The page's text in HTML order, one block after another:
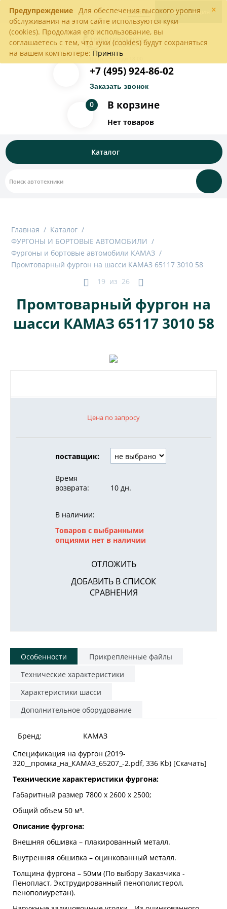
×
Предупреждение Для обеспечения высокого уровня
обслуживания на этом сайте используются куки
(cookies). Продолжая его использование, вы
соглашаетесь с тем, что куки (cookies) будут сохраняться
на вашем компьютере: Принять
Войти Регистрация
Пн-Пт с 9:00 до 18:00
+7 (495) 924-86-02
Заказать звонок
В корзине
0
Нет товаров
Каталог
Главная / Каталог /
ФУРГОНЫ И БОРТОВЫЕ АВТОМОБИЛИ /
Фургоны и бортовые автомобили КАМАЗ /
Промтоварный фургон на шасси КАМАЗ 65117 3010 58
19 из 26
Промтоварный фургон на
шасси КАМАЗ 65117 3010 58
Цена по запросу
поставщик:
Время
возврата:
10 дн.
В наличии:
Товаров с выбранными
опциями нет в наличии
ОТЛОЖИТЬ
ДОБАВИТЬ В СПИСОК
СРАВНЕНИЯ
Особенности
Прикрепленные файлы
Технические характеристики
Характеристики шасси
Дополнительное оборудование
Бренд:
КАМАЗ
Спецификация на фургон (2019-
320__промка_на_КАМАЗ_65207_-2.pdf, 336 Kb) [Скачать]
Технические характеристики фургона:
Габаритный размер 7800 х 2600 х 2500;
Общий объем 50 м³.
Описание фургона:
Внешняя обшивка – плакированный металл.
Внутренняя обшивка – оцинкованный металл.
Толщина фургона – 50мм (По выбору Заказчика -
Пенопласт, Экструдированный пенополистерол,
пенополиуретан).